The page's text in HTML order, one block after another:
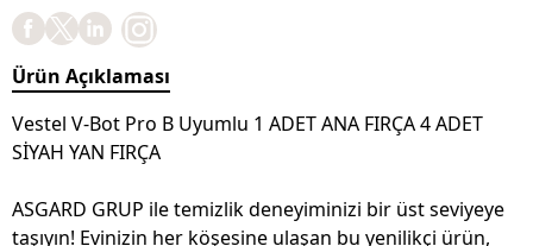
Ürün Açıklaması
Vestel V-Bot Pro B Uyumlu 1 ADET ANA FIRÇA 4 ADET
SİYAH YAN FIRÇA
ASGARD GRUP ile temizlik deneyiminizi bir üst seviyeye
taşıyın! Evinizin her köşesine ulaşan bu yenilikçi ürün,